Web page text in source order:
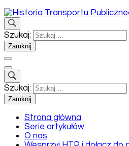
Historia
Historia Transportu
Szukaj:
Zamknij
Szukaj:
Zamknij
Strona główna
Serie artykułów
O nas